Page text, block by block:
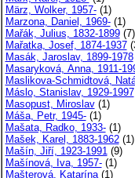
März, Wolker, 1957-(1)
Marzona, Daniel, 1969-(1)
Mařák, Julius, 1832-1899(7)
Mařatka, Josef, 1874-1937
Masák, Jaroslav, 1899-1978
Masaryková, Anna, 1911-
Maslikova-Schmidtová,
Máslo, Stanislav, 1929-1997
Masopust, Miroslav(1)
Máša, Petr, 1945-(1)
Mašata, Radko, 1933-(1)
Mašek, Karel, 1883-1962(1)
Mašín, Jiří, 1923-1991(9)
Mašínová, Iva, 1957-(1)
Mašterová, Katarína(1)